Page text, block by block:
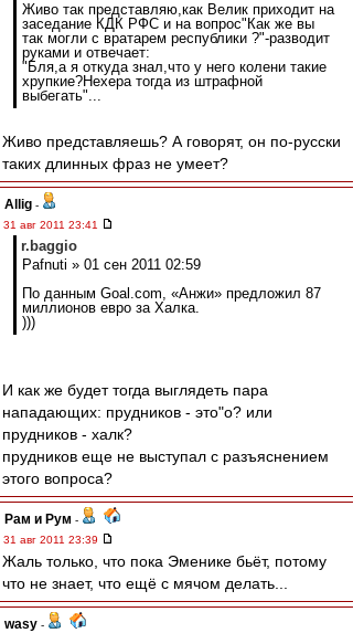
Живо так представляю,как Велик приходит на
заседание КДК РФС и на вопрос"Как же вы
так могли с вратарем республики ?"-разводит
руками и отвечает:
"Бля,а я откуда знал,что у него колени такие
хрупкие?Нехера тогда из штрафной
выбегать"...
Живо представляешь? А говорят, он по-русски
таких длинных фраз не умеет?
Allig -
31 авг 2011 23:41
r.baggio
Pafnuti » 01 сен 2011 02:59
По данным Goal.com, «Анжи» предложил 87
миллионов евро за Халка.
)))
И как же будет тогда выглядеть пара
нападающих: прудников - это"о? или
прудников - халк?
прудников еще не выступал с разъяснением
этого вопроса?
Рам и Рум -
31 авг 2011 23:39
Жаль только, что пока Эменике бьёт, потому
что не знает, что ещё с мячом делать...
wasy -